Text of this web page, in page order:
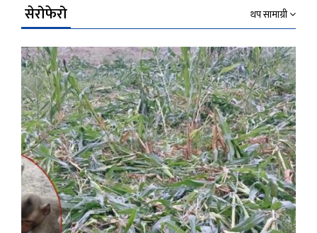
सेरोफेरो थप सामाग्री